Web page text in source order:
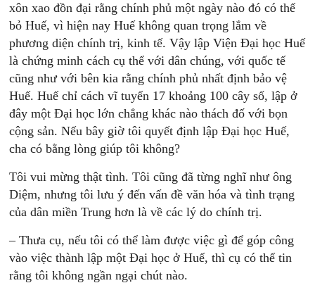
xôn xao đồn đại rằng chính phủ một ngày nào đó có thể
bỏ Huế, vì hiện nay Huế không quan trọng lắm về
phương diện chính trị, kinh tế. Vậy lập Viện Đại học Huế
là chứng minh cách cụ thể với dân chúng, với quốc tế
cũng như với bên kia rằng chính phủ nhất định bảo vệ
Huế. Huế chỉ cách vĩ tuyến 17 khoảng 100 cây số, lập ở
đây một Đại học lớn chẳng khác nào thách đố với bọn
cộng sản. Nếu bây giờ tôi quyết định lập Đại học Huế,
cha có bằng lòng giúp tôi không?
Tôi vui mừng thật tình. Tôi cũng đã từng nghĩ như ông
Diệm, nhưng tôi lưu ý đến vấn đề văn hóa và tình trạng
của dân miền Trung hơn là về các lý do chính trị.
– Thưa cụ, nếu tôi có thể làm được việc gì để góp công
vào việc thành lập một Đại học ở Huế, thì cụ có thể tin
rằng tôi không ngần ngại chút nào.